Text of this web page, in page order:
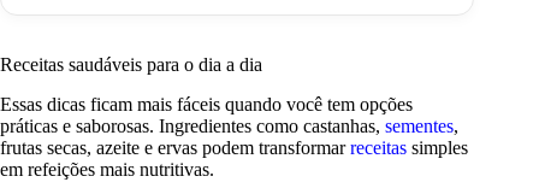
Receitas saudáveis para o dia a dia
Essas dicas ficam mais fáceis quando você tem opções
práticas e saborosas. Ingredientes como castanhas, sementes,
frutas secas, azeite e ervas podem transformarreceitas simples
em refeições mais nutritivas.